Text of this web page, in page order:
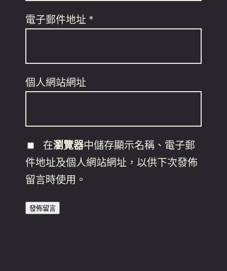
電子郵件地址 *
個人網站網址
在瀏覽器中儲存顯示名稱、電子郵
件地址及個人網站網址，以供下次發佈
留言時使用。